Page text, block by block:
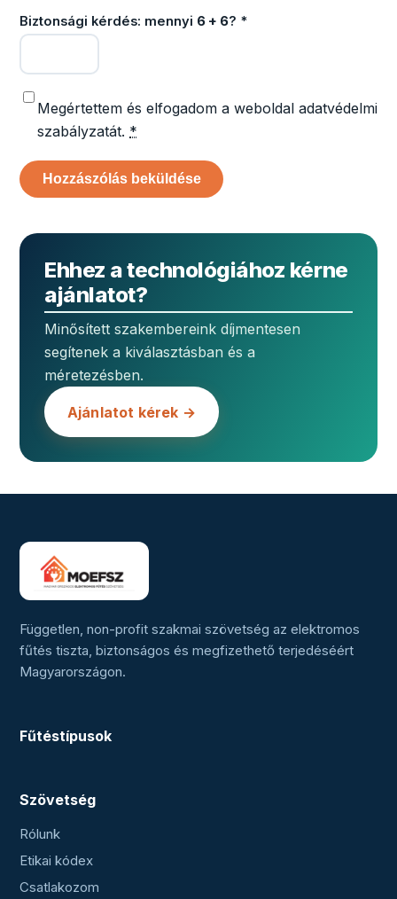
Biztonsági kérdés: mennyi 6 + 6? *
Megértettem és elfogadom a weboldal adatvédelmi
szabályzatát. *
Ehhez a technológiához kérne
ajánlatot?
Minősített szakembereink díjmentesen
segítenek a kiválasztásban és a
méretezésben.
Ajánlatot kérek →
Független, non-profit szakmai szövetség az elektromos
fűtés tiszta, biztonságos és megfizethető terjedéséért
Magyarországon.
Fűtéstípusok
Szövetség
Rólunk
Etikai kódex
Csatlakozom